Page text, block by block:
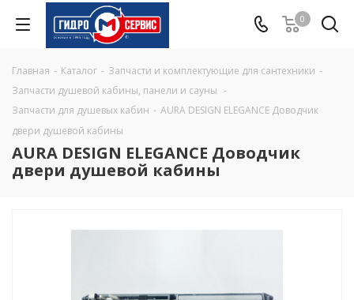
0
Главная - Каталог - Запчасти и комплектующие для сантехники -
Запчасти душевой кабины, панели и сауны -
Запчасти для душевых кабин - AURA DESIGN ELEGANCE Доводчик
двери душевой кабины
AURA DESIGN ELEGANCE Доводчик
двери душевой кабины